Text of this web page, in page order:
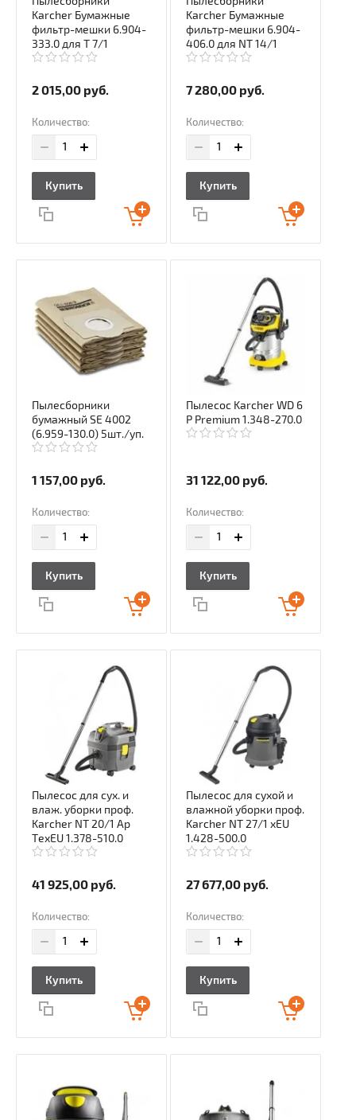
Karcher Бумажные
фильтр-мешки 6.904-
333.0 для T 7/1
2 015,00 руб.
Количество:
Купить
Karcher Бумажные
фильтр-мешки 6.904-
406.0 для NT 14/1
7 280,00 руб.
Количество:
Купить
Пылесборники
бумажный SE 4002
(6.959-130.0) 5шт./уп.
1 157,00 руб.
Количество:
Купить
Пылесос Karcher WD 6
P Premium 1.348-270.0
31 122,00 руб.
Количество:
Купить
Пылесос для сух. и
влаж. уборки проф.
Karcher NT 20/1 Ap
TexEU 1.378-510.0
41 925,00 руб.
Количество:
Купить
Пылесос для сухой и
влажной уборки проф.
Karcher NT 27/1 xEU
1.428-500.0
27 677,00 руб.
Количество:
Купить